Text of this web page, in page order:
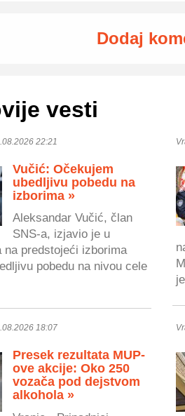
Dodaj
vesti
22:21
Vučić: Očekujem
ubedljivu pobedu na
izborima »
Aleksandar Vučić, član
SNS-a, izjavio je u
na predstojeći izborima
pobedu na nivou cele
18:07
Presek rezultata MUP-
ove akcije: Oko 250
vozača pod dejstvom
alkohola »